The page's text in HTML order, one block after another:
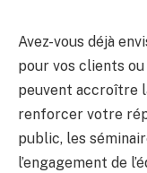
Avez-vous déjà
pour vos clients
peuvent accroître
renforcer votre
public, les
l’engagement de